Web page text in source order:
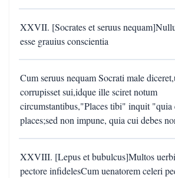
XXVII. [Socrates et seruus
esse grauius conscientia
Cum seruus nequam Socrati male
corrupisset sui,idque ille sciret notum
circumstantibus,"Places tibi" inquit "quia
places;sed non impune, quia cui debes
XXVIII. [Lepus et bubulcus]Multos
pectore infidelesCum uenatorem celeri